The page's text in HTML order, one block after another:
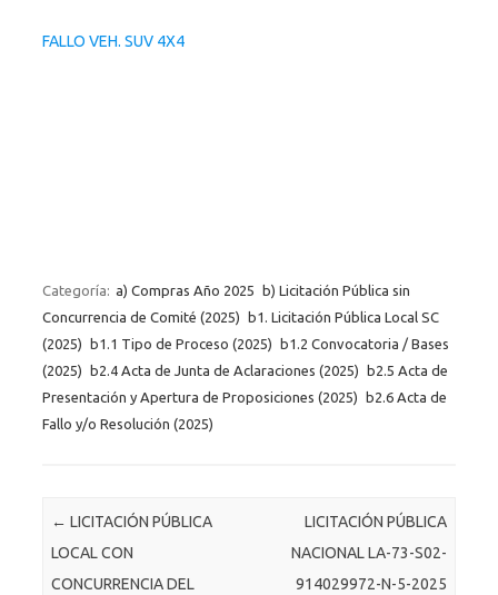
FALLO VEH. SUV 4X4
Categoría: a) Compras Año 2025 b) Licitación Pública sin
Concurrencia de Comité (2025) b1. Licitación Pública Local SC
(2025) b1.1 Tipo de Proceso (2025) b1.2 Convocatoria / Bases
(2025) b2.4 Acta de Junta de Aclaraciones (2025) b2.5 Acta de
Presentación y Apertura de Proposiciones (2025) b2.6 Acta de
Fallo y/o Resolución (2025)
Post navigation
← LICITACIÓN PÚBLICA
LOCAL CON
CONCURRENCIA DEL
LICITACIÓN PÚBLICA
NACIONAL LA-73-S02-
914029972-N-5-2025